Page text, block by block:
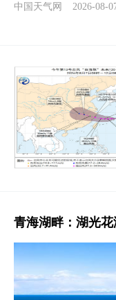
中国天气网 2026-08-
青海湖畔：湖光